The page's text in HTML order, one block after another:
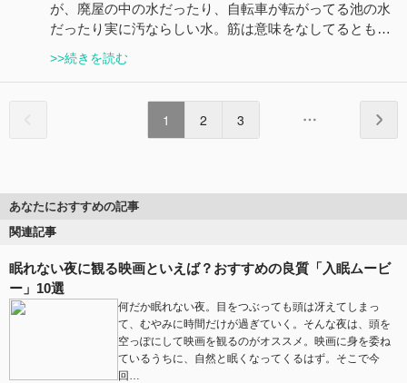
が、廃屋の中の水だったり、自転車が転がってる池の水
だったり実に汚ならしい水。筋は意味をなしてるとも…
>>続きを読む
1 2 3
あなたにおすすめの記事
関連記事
眠れない夜に観る映画といえば？おすすめの良質「入眠ムービ
ー」10選
何だか眠れない夜。目をつぶっても頭は冴えてしまっ
て、むやみに時間だけが過ぎていく。そんな夜は、頭を
空っぽにして映画を観るのがオススメ。映画に身を委ね
ているうちに、自然と眠くなってくるはず。そこで今
回…